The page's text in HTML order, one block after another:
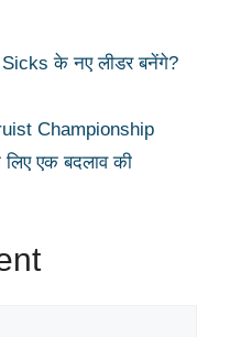
के नए लीडर बनेंगे?
Championship
एक बदलाव की